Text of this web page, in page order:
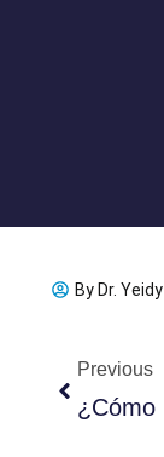
By Dr.
Previous
¿Cómo